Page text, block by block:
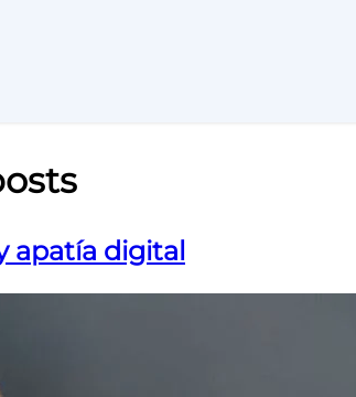
apatía digital